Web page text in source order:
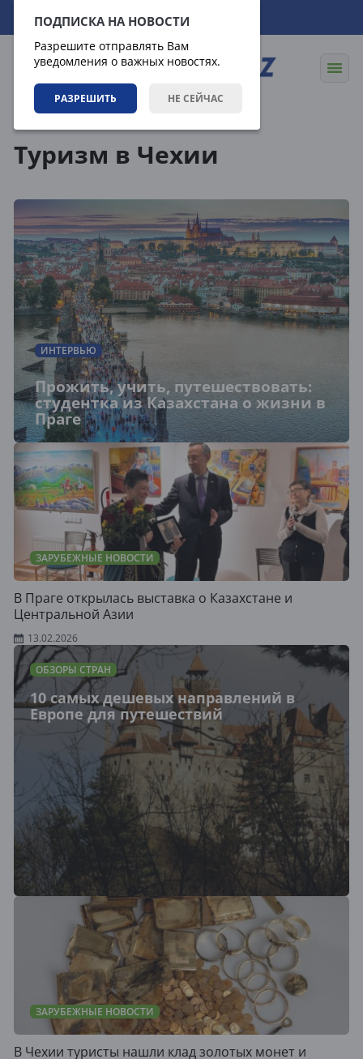
ПОДПИСКА НА НОВОСТИ
Разрешите отправлять Вам
уведомления о важных новостях.
РАЗРЕШИТЬ НЕ СЕЙЧАС
07.08.2026 23:24:30
Туризм в Чехии
ИНТЕРВЬЮ
Прожить, учить, путешествовать:
студентка из Казахстана о жизни в
Праге
ЗАРУБЕЖНЫЕ НОВОСТИ
В Праге открылась выставка о Казахстане и
Центральной Азии
13.02.2026
ОБЗОРЫ СТРАН
10 самых дешевых направлений в
Европе для путешествий
ЗАРУБЕЖНЫЕ НОВОСТИ
В Чехии туристы нашли клад золотых монет и